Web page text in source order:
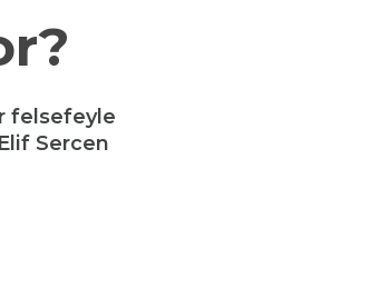
felsefeyle
Sercen